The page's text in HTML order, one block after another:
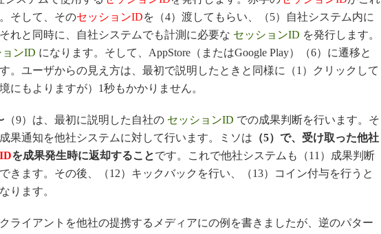
そして、そのセッションIDを（4）渡してもらい、（5）自社システム内に
れと同時に、自社システムでも計測に必要な セッションID を発行します。
ンID になります。そして、AppStore（またはGoogle Play）（6）に遷移と
。ユーザからの見え方は、最初で説明したときと同様に（1）クリックして
にもよりますが）1秒もかかりません。
（9）は、最初に説明した自社の セッションID での成果判断を行います。そ
果通知を他社システムに対して行います。ミソは （5）で、受け取った他社
を成果発生時に返却することです。これで他社システムも（11）成果判断
きます。その後、（12）キックバックを行い、（13）コイン付与を行うと
ります。
ライアントを他社の提携するメディアにの例を書きましたが、逆のパター